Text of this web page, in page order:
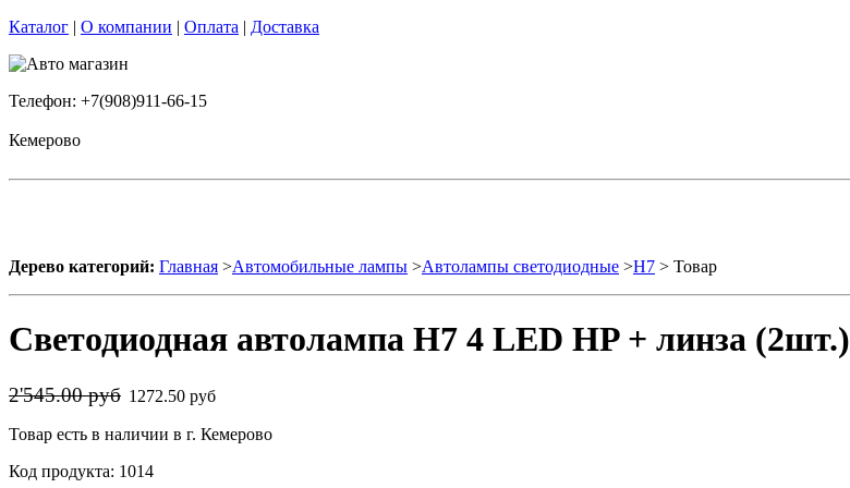
Каталог | О компании | Оплата | Доставка
Телефон: +7(908)911-66-15
Кемерово
Дерево категорий: Главная >Автомобильные лампы >Автолампы светодиодные >H7 > Товар
Светодиодная автолампа H7 4 LED HP + линза (2шт.)
2'545.00 руб 1272.50 руб
Товар есть в наличии в г. Кемерово
Код продукта: 1014